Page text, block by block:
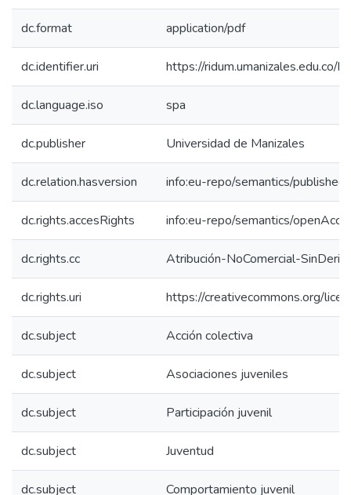
dc.format application/pdf
dc.identifier.uri https://
dc.language.iso spa
dc.publisher Universidad de Manizales
dc.relation.hasversion info:eu-repo/semantics/
dc.rights.accesRights info:eu-repo/semantics/
dc.rights.cc Atribución-NoComercial-
dc.rights.uri https://creativecommons.org/
dc.subject Acción colectiva
dc.subject Asociaciones juveniles
dc.subject Participación juvenil
dc.subject Juventud
dc.subject Comportamiento juvenil